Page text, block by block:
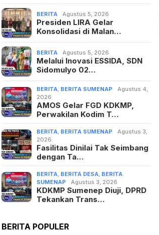
BERITA Agustus 5, 2026
Presiden LIRA Gelar
Konsolidasi di Malan…
BERITA Agustus 5, 2026
Melalui Inovasi ESSIDA, SDN
Sidomulyo 02…
BERITA BERITA SUMENAP
Agustus 4,
2026
AMOS Gelar FGD KDKMP,
Perwakilan Kodim T…
BERITA BERITA SUMENAP
Agustus 3,
2026
Fasilitas Dinilai Tak Seimbang
dengan Ta…
BERITA BERITA DESA BERITA
SUMENAP
Agustus 3, 2026
KDKMP Sumenep Diuji, DPRD
Tekankan Trans…
BERITA POPULER